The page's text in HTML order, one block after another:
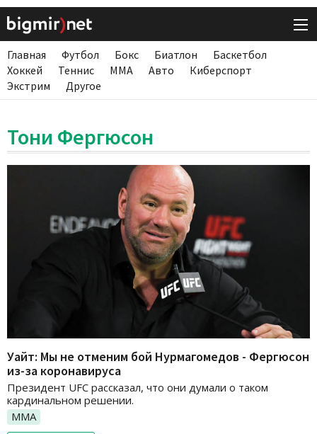
Главная Футбол Бокс Биатлон
Баскетбол
Хоккей
Теннис ММА Авто
Киберспорт
Экстрим
Другое
Тони Фергюсон
Уайт: Мы не отменим бой Нурмагомедов - Фергюсон
из-за коронавируса
Президент UFC рассказал, что они думали о таком
кардинальном решении.
ММА